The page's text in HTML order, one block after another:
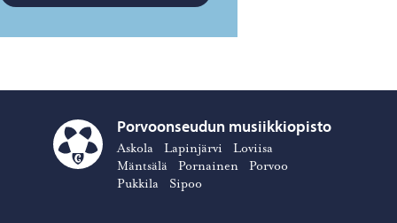
Porvoonseudun musiikkiopisto – Siirry kotisivulle
Porvoonseudun musiikkiopisto
Askola Lapinjärvi
Loviisa
Mäntsälä
Pornainen
Porvoo
Pukkila
Sipoo